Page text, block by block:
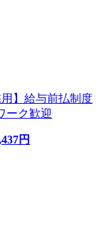
】給与前払制度
ーク歓迎
円